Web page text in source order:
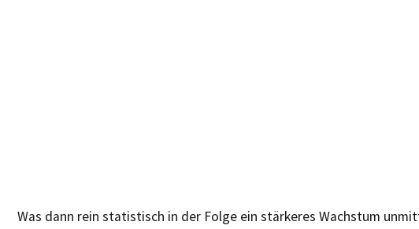
Was dann rein statistisch in der Folge ein stärkeres Wachstum